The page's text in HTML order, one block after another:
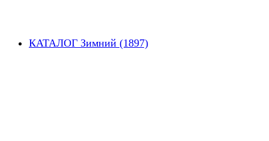
КАТАЛОГ Зимний (1897)